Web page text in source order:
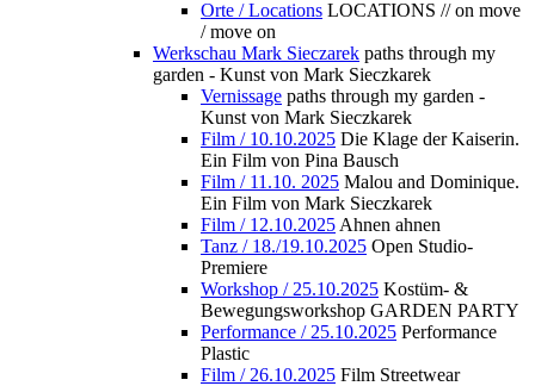
Orte / Locations LOCATIONS // on move
/ move on
Werkschau Mark Sieczarek paths through my
garden - Kunst von Mark Sieczkarek
Vernissage paths through my garden -
Kunst von Mark Sieczkarek
Film / 10.10.2025 Die Klage der Kaiserin.
Ein Film von Pina Bausch
Film / 11.10. 2025 Malou and Dominique.
Ein Film von Mark Sieczkarek
Film / 12.10.2025 Ahnen ahnen
Tanz / 18./19.10.2025 Open Studio-
Premiere
Workshop / 25.10.2025 Kostüm- &
Bewegungsworkshop GARDEN PARTY
Performance / 25.10.2025 Performance
Plastic
Film / 26.10.2025 Film Streetwear